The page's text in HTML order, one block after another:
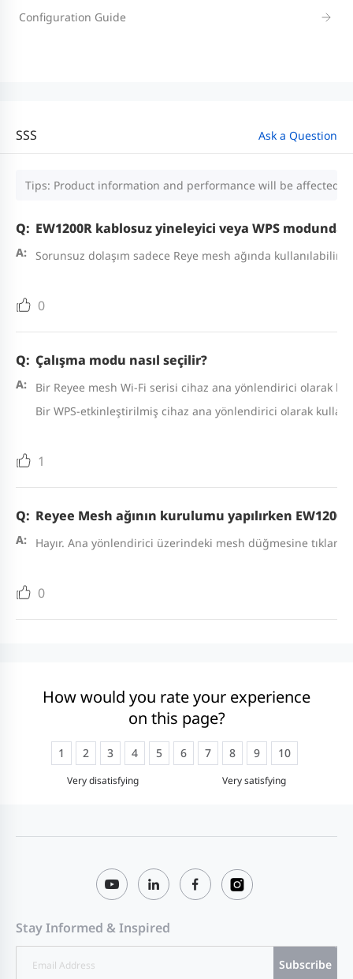
Configuration Guide
SSS Ask a Question
Tips: Product information and performance will be affected
EW1200R kablosuz yineleyici veya WPS modunda
Sorunsuz dolaşım sadece Reye mesh ağında
0
Çalışma modu nasıl seçilir?
Bir Reyee mesh Wi-Fi serisi cihaz ana yönlendirici olarak
Bir WPS-etkinleştirilmiş cihaz ana yönlendirici olarak
1
Reyee Mesh ağının kurulumu yapılırken
Hayır. Ana yönlendirici üzerindeki mesh düğmesine
0
How would you rate your experience
on this page?
Very disatisfying
1 2 3 4 5 6 7 8 9 10
Very satisfying
Stay Informed & Inspired
Subscribe